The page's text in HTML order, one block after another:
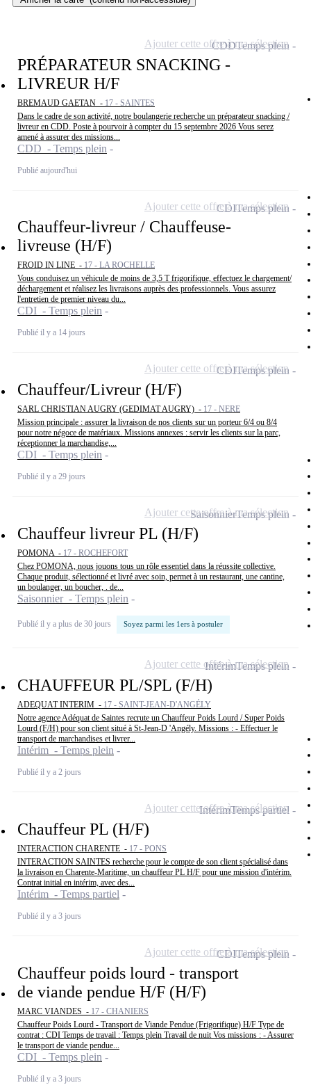
PRÉPARATEUR SNACKING -
LIVREUR H/F
BREMAUD GAETAN - 17 - SAINTES
Dans le cadre de son activité, notre boulangerie recherche un préparateur snacking /
livreur en CDD. Poste à pourvoir à compter du 15 septembre 2026 Vous serez
amené à assurer des missions...
CDD - Temps plein
Publié aujourd'hui
CDDTemps plein
Ajouter cette offre à ma sélection
Chauffeur-livreur / Chauffeuse-
livreuse (H/F)
FROID IN LINE - 17 - LA ROCHELLE
Vous conduisez un véhicule de moins de 3,5 T frigorifique, effectuez le chargement/
déchargement et réalisez les livraisons auprès des professionnels. Vous assurez
l'entretien de premier niveau du...
CDI - Temps plein
Publié il y a 14 jours
CDITemps plein
Ajouter cette offre à ma sélection
Chauffeur/Livreur (H/F)
SARL CHRISTIAN AUGRY (GEDIMAT AUGRY) - 17 - NERE
Mission principale : assurer la livraison de nos clients sur un porteur 6/4 ou 8/4
pour notre négoce de matériaux. Missions annexes : servir les clients sur la parc,
réceptionner la marchandise,...
CDI - Temps plein
Publié il y a 29 jours
CDITemps plein
Ajouter cette offre à ma sélection
Chauffeur livreur PL (H/F)
POMONA - 17 - ROCHEFORT
Chez POMONA, nous jouons tous un rôle essentiel dans la réussite collective.
Chaque produit, sélectionné et livré avec soin, permet à un restaurant, une cantine,
un boulanger, un boucher, . de...
Saisonnier - Temps plein
Publié il y a plus de 30 jours Soyez parmi les 1ers à postuler
SaisonnierTemps plein
Ajouter cette offre à ma sélection
CHAUFFEUR PL/SPL (F/H)
ADEQUAT INTERIM - 17 - SAINT-JEAN-D'ANGÉLY
Notre agence Adéquat de Saintes recrute un Chauffeur Poids Lourd / Super Poids
Lourd (F/H) pour son client situé à St-Jean-D 'Angély. Missions : - Effectuer le
transport de marchandises et livrer...
Intérim - Temps plein
Publié il y a 2 jours
IntérimTemps plein
Ajouter cette offre à ma sélection
Chauffeur PL (H/F)
INTERACTION CHARENTE - 17 - PONS
INTERACTION SAINTES recherche pour le compte de son client spécialisé dans
la livraison en Charente-Maritime, un chauffeur PL H/F pour une mission d'intérim.
Contrat initial en intérim, avec des...
Intérim - Temps partiel
Publié il y a 3 jours
IntérimTemps partiel
Ajouter cette offre à ma sélection
Chauffeur poids lourd - transport
de viande pendue H/F (H/F)
MARC VIANDES - 17 - CHANIERS
Chauffeur Poids Lourd - Transport de Viande Pendue (Frigorifique) H/F Type de
contrat : CDI Temps de travail : Temps plein Travail de nuit Vos missions : - Assurer
le transport de viande pendue...
CDI - Temps plein
Publié il y a 3 jours
CDITemps plein
Ajouter cette offre à ma sélection